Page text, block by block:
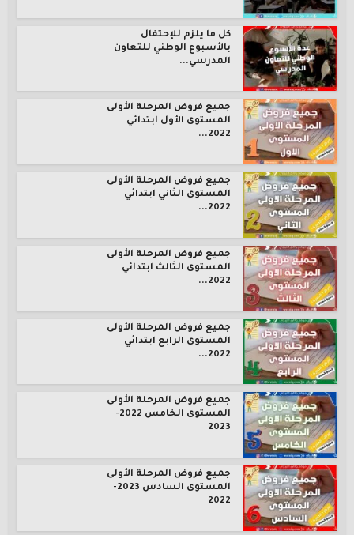
كل ما يلزم للإحتفال
بالأسبوع الوطني للتعاون
المدرسي...
جميع فروض المرحلة الأولى
المستوى الأول ابتدائي
2022...
جميع فروض المرحلة الأولى
المستوى الثاني ابتدائي
2022...
جميع فروض المرحلة الأولى
المستوى الثالث ابتدائي
2022...
جميع فروض المرحلة الأولى
المستوى الرابع ابتدائي
2022...
جميع فروض المرحلة الأولى
المستوى الخامس 2022-
2023
جميع فروض المرحلة الأولى
المستوى السادس 2023-
2022